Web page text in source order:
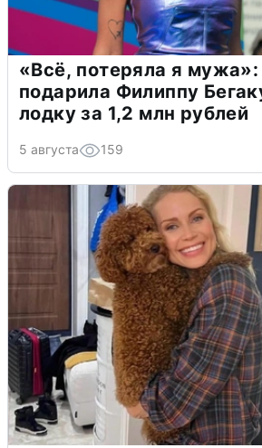
«Всё, потеряла я
подарила Филиппу
лодку за 1,2 млн рублей
5 августа 159